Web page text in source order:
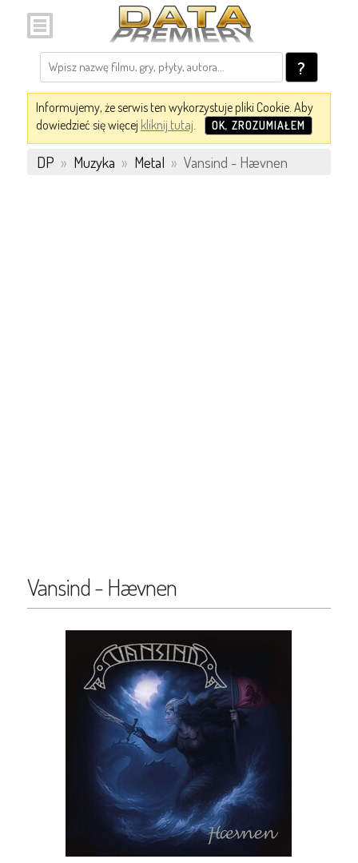
?
Informujemy, że serwis ten wykorzystuje pliki Cookie. Aby
dowiedzieć się więcej kliknij tutaj. OK, ZROZUMIAŁEM
DP » Muzyka » Metal » Vansind - Hævnen
Vansind - Hævnen